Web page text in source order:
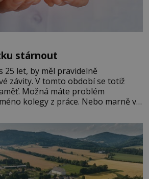
stárnout
25 let, by měl pravidelně
závity. V tomto období se totiž
Možná máte problém
kolegy z práce. Nebo marně v
věkem jako kdyby se paměť
Cvičte